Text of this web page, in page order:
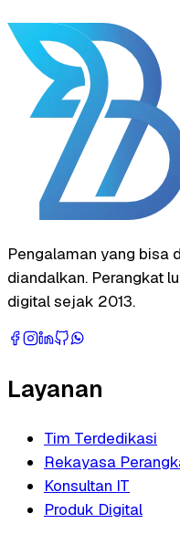
Pengalaman yang bisa
diandalkan. Perangkat
digital sejak 2013.
Layanan
Tim Terdedikasi
Rekayasa
Konsultan IT
Produk Digital